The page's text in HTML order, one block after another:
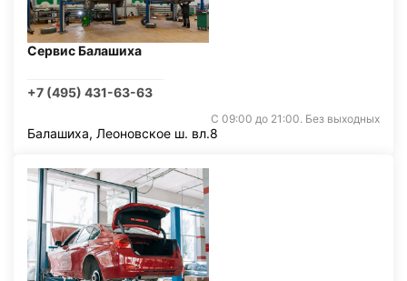
Сервис Балашиха
+7 (495) 431-63-63
С 09:00 до 21:00. Без выходных
Балашиха, Леоновское ш. вл.8